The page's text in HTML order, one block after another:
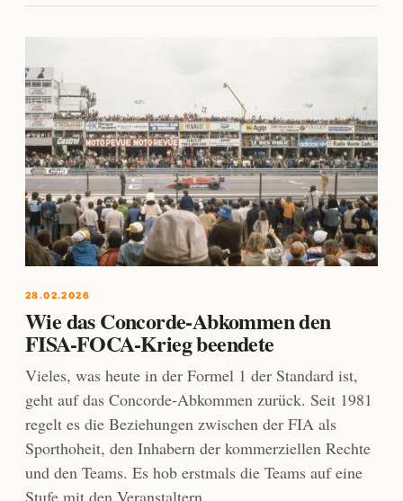
28.02.2026
Wie das Concorde-Abkommen den
FISA-FOCA-Krieg beendete
Vieles, was heute in der Formel 1 der Standard ist,
geht auf das Concorde-Abkommen zurück. Seit 1981
regelt es die Beziehungen zwischen der FIA als
Sporthoheit, den Inhabern der kommerziellen Rechte
und den Teams. Es hob erstmals die Teams auf eine
Stufe mit den Veranstaltern.